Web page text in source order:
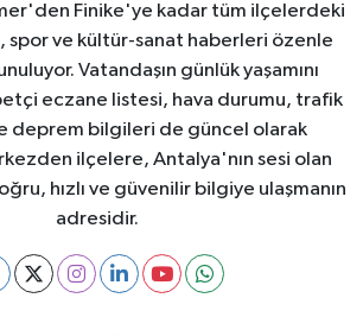
Finike'ye kadar tüm ilçelerdeki
spor ve kültür-sanat haberleri özenle
Vatandaşın günlük yaşamını
eczane listesi, hava durumu, trafik
deprem bilgileri de güncel olarak
ilçelere, Antalya'nın sesi olan
hızlı ve güvenilir bilgiye ulaşmanın
adresidir.